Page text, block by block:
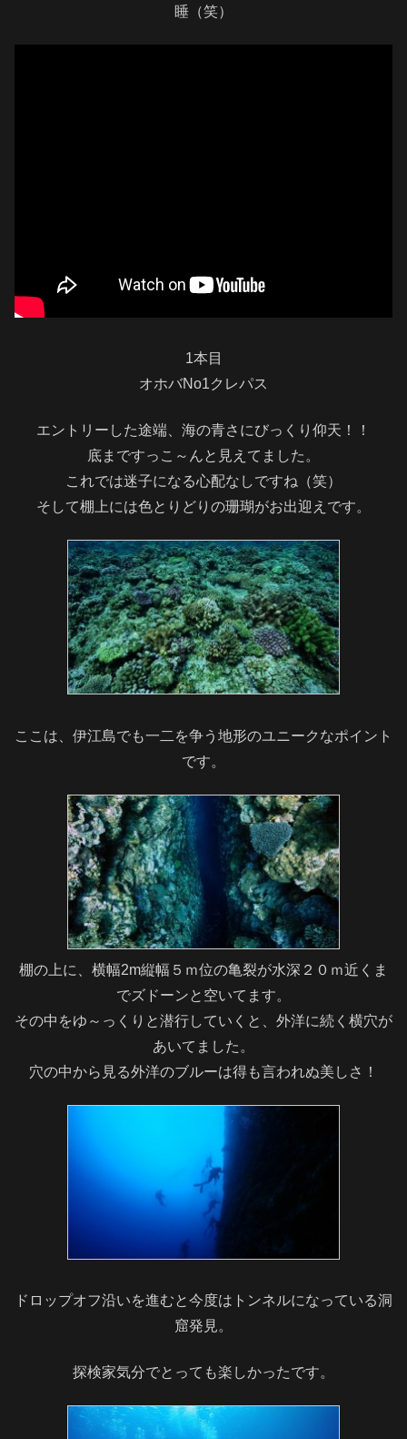
睡（笑）
1本目
オホバNo1クレパス
エントリーした途端、海の青さにびっくり仰天！！
底まですっこ～んと見えてました。
これでは迷子になる心配なしですね（笑）
そして棚上には色とりどりの珊瑚がお出迎えです。
ここは、伊江島でも一二を争う地形のユニークなポイント
です。
棚の上に、横幅2m縦幅５ｍ位の亀裂が水深２０ｍ近くま
でズドーンと空いてます。
その中をゆ～っくりと潜行していくと、外洋に続く横穴が
あいてました。
穴の中から見る外洋のブルーは得も言われぬ美しさ！
ドロップオフ沿いを進むと今度はトンネルになっている洞
窟発見。
探検家気分でとっても楽しかったです。